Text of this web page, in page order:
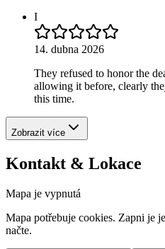
I
14. dubna 2026
They refused to honor the
allowing it before, clearly
this time.
Zobrazit více
Kontakt & Lokace
Mapa je vypnutá
Mapa potřebuje cookies. Zapni je
načte.